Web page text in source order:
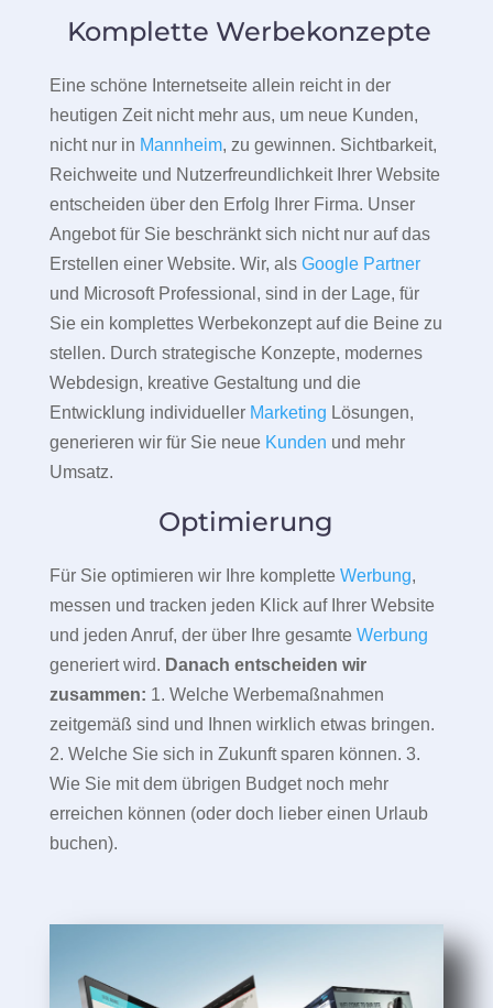
Komplette Werbekonzepte
Eine schöne Internetseite allein reicht in der
heutigen Zeit nicht mehr aus, um neue Kunden,
nicht nur in Mannheim, zu gewinnen. Sichtbarkeit,
Reichweite und Nutzerfreundlichkeit Ihrer Website
entscheiden über den Erfolg Ihrer Firma. Unser
Angebot für Sie beschränkt sich nicht nur auf das
Erstellen einer Website. Wir, als Google Partner
und Microsoft Professional, sind in der Lage, für
Sie ein komplettes Werbekonzept auf die Beine zu
stellen. Durch strategische Konzepte, modernes
Webdesign, kreative Gestaltung und die
Entwicklung individueller Marketing Lösungen,
generieren wir für Sie neue Kunden und mehr
Umsatz.
Optimierung
Für Sie optimieren wir Ihre komplette Werbung,
messen und tracken jeden Klick auf Ihrer Website
und jeden Anruf, der über Ihre gesamte Werbung
generiert wird. Danach entscheiden wir
zusammen: 1. Welche Werbemaßnahmen
zeitgemäß sind und Ihnen wirklich etwas bringen.
2. Welche Sie sich in Zukunft sparen können. 3.
Wie Sie mit dem übrigen Budget noch mehr
erreichen können (oder doch lieber einen Urlaub
buchen).